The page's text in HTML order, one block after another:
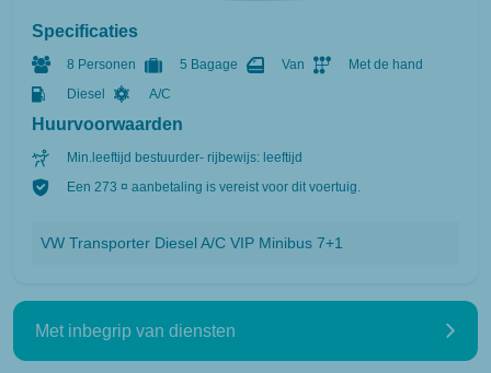
Specificaties
8 Personen 5 Bagage Van
Met de hand
Diesel
A/C
Huurvoorwaarden
Min.leeftijd bestuurder- rijbewijs: leeftijd
Een 273 ¤ aanbetaling is vereist voor dit voertuig.
VW Transporter Diesel A/C VIP Minibus 7+1
Met inbegrip van diensten